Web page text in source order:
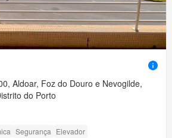
Aldoar, Foz do Douro e Nevogilde,
do Porto
Segurança Elevador